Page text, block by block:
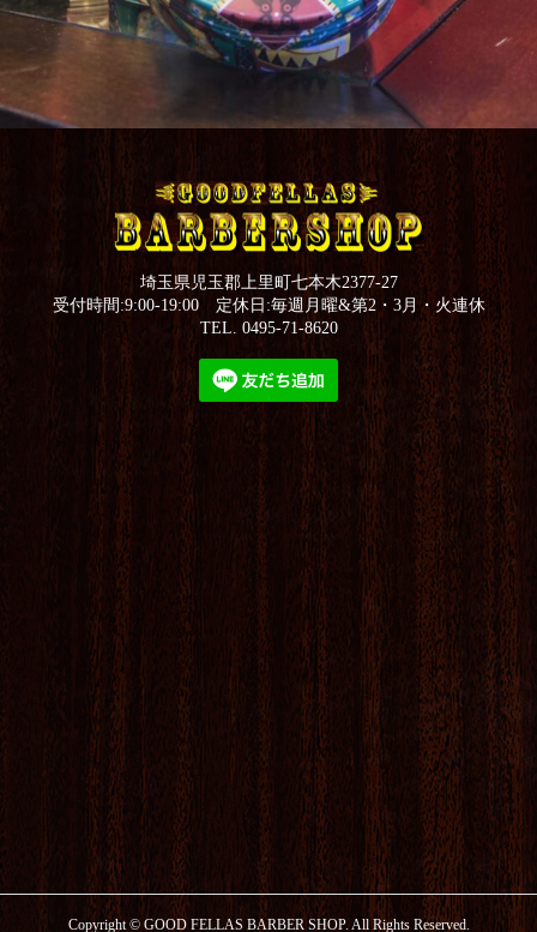
埼玉県児玉郡上里町七本木2377-27
受付時間:9:00-19:00 定休日:毎週月曜&第2・3月・火連休
TEL. 0495-71-8620
Copyright ©GOOD FELLAS BARBER SHOP. All Rights Reserved.